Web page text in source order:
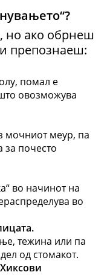
но ако обрнеш
препознаеш:
помал е
овозможува
мочниот меур, па
почесто
во начинот на
во
.
тежина или па
од стомакот.